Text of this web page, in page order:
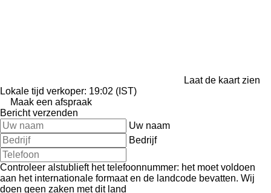
Laat de kaart zien
Lokale tijd verkoper: 19:02 (IST)
Maak een afspraak
Bericht verzenden
Uw naam
Bedrijf
Controleer alstublieft het telefoonnummer: het moet voldoen
aan het internationale formaat en de landcode bevatten. Wij
doen geen zaken met dit land